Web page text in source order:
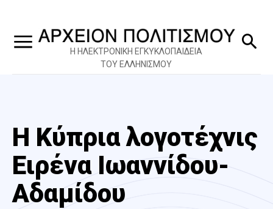
Η ΗΛΕΚΤΡΟΝΙΚΗ ΕΓΚΥΚΛΟΠΑΙΔΕΙΑ
ΤΟΥ ΕΛΛΗΝΙΣΜΟΥ
Η Κύπρια λογοτέχνις
Ειρένα Ιωαννίδου-
Αδαμίδου